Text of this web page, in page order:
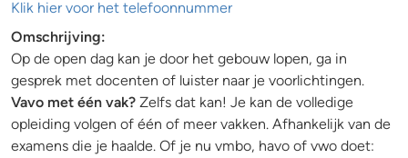
Klik hier voor het telefoonnummer
Omschrijving:
Op de open dag kan je door het gebouw lopen, ga in
gesprek met docenten of luister naar je voorlichtingen.
Vavo met één vak? Zelfs dat kan! Je kan de volledige
opleiding volgen of één of meer vakken. Afhankelijk van de
examens die je haalde. Of je nu vmbo, havo of vwo doet: